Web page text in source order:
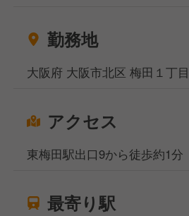
勤務地
大阪府 大阪市北区 梅田１丁
アクセス
東梅田駅出口9から徒歩約1分
最寄り駅